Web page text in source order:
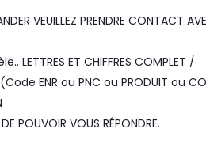
VEUILLEZ PRENDRE CONTACT
LETTRES ET CHIFFRES COMPLET /
ENR ou PNC ou PRODUIT ou
POUVOIR VOUS RÉPONDRE.